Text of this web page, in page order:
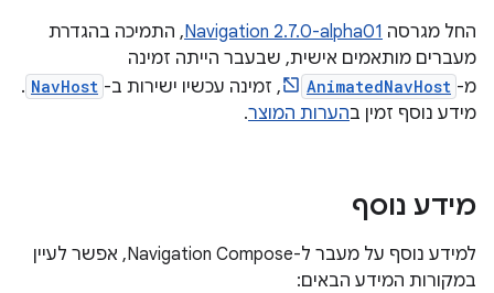
החל מגרסה Navigation 2.7.0-alpha01, התמיכה בהגדרת
מעברים מותאמים אישית, שבעבר הייתה זמינה
מ- AnimatedNavHost , זמינה עכשיו ישירות ב- NavHost
.
מידע נוסף זמין בהערות המוצר.
מידע נוסף
למידע נוסף על מעבר ל-Navigation Compose, אפשר לעיין
במקורות המידע הבאים: